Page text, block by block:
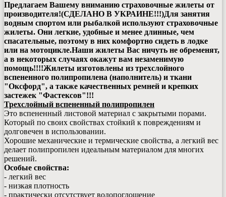
Предлагаем Вашему вниманию страховочные жилеты от
производителя!(СДЕЛАНО В УКРАИНЕ!!!)Для занятия
водным спортом или рыбалкой используют страховочные
жилеты. Они легкие, удобные и менее длинные, чем
спасательные, поэтому в них комфортно сидеть в лодке
или на мотоцикле.Наши жилеты Вас ничуть не обременят,
а в некоторых случаях окажут вам незаменимую
помощь!!!!Жилеты изготовлены из трехслойного
вспененного полипропилена (наполнитель) и ткани
"Оксфорд", а также качественных ремней и крепких
застежек "Фастексов"!!!
Трехслойный вспененный полипропилен
Это вспененный листовой материал с закрытыми порами.
Который по своих свойствах стойкий к повреждениям и
долговечен в использовании.
Хорошие механические и термические свойства, а легкий вес
делает полипропилен идеальным материалом для многих
решений.
Особые свойства:
- легкий вес
- низкая плотность
- практически отсутствует водопоглощение